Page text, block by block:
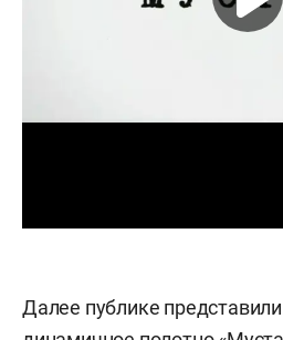
Далее публике